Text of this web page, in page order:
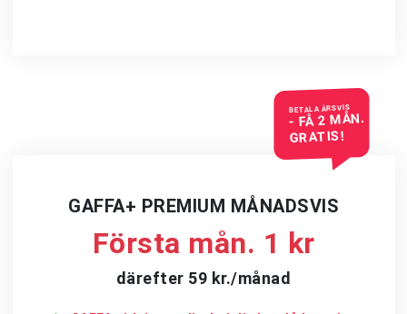
BETALA ÅRSVIS
- FÅ 2 MÅN.
GRATIS!
GAFFA+ PREMIUM MÅNADSVIS
Första mån. 1 kr
därefter 59 kr./månad